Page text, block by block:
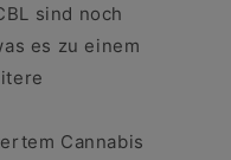
sind noch
es zu einem
Cannabis